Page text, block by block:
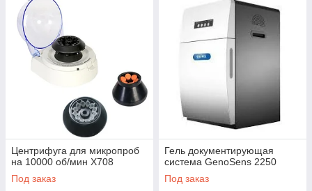
Центрифуга для микропроб
на 10000 об/мин X708
Под заказ
Гель документирующая
система GenoSens 2250
Под заказ